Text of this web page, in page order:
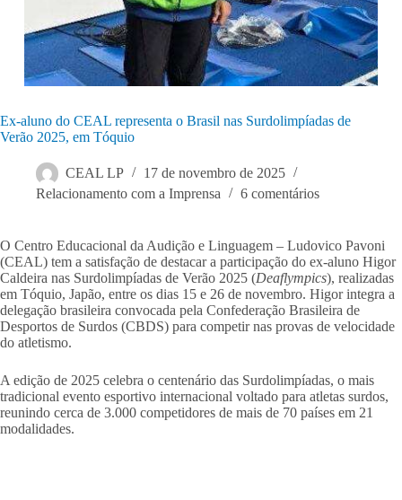
Ex-aluno do CEAL representa o Brasil nas Surdolimpíadas de
Verão 2025, em Tóquio
CEAL LP
17 de novembro de 2025
Relacionamento com a Imprensa
6 comentários
O Centro Educacional da Audição e Linguagem – Ludovico Pavoni
(CEAL) tem a satisfação de destacar a participação do ex-aluno Higor
Caldeira nas Surdolimpíadas de Verão 2025 (Deaflympics), realizadas
em Tóquio, Japão, entre os dias 15 e 26 de novembro. Higor integra a
delegação brasileira convocada pela Confederação Brasileira de
Desportos de Surdos (CBDS) para competir nas provas de velocidade
do atletismo.
A edição de 2025 celebra o centenário das Surdolimpíadas, o mais
tradicional evento esportivo internacional voltado para atletas surdos,
reunindo cerca de 3.000 competidores de mais de 70 países em 21
modalidades.